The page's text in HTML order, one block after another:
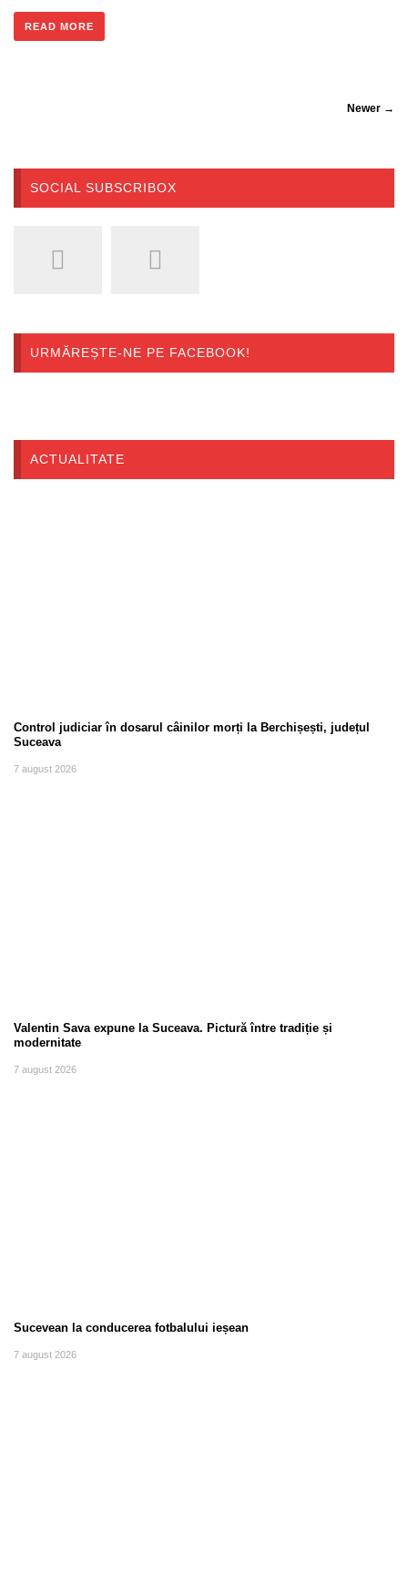
READ MORE
Newer →
SOCIAL SUBSCRIBOX
URMĂREȘTE-NE PE FACEBOOK!
ACTUALITATE
Control judiciar în dosarul câinilor morți la Berchișești, județul
Suceava
7 august 2026
Valentin Sava expune la Suceava. Pictură între tradiție și
modernitate
7 august 2026
Sucevean la conducerea fotbalului ieșean
7 august 2026